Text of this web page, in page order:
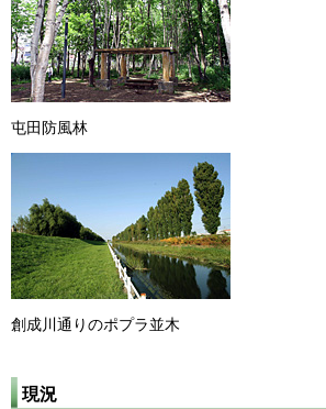
屯田防風林
創成川通りのポプラ並木
現況